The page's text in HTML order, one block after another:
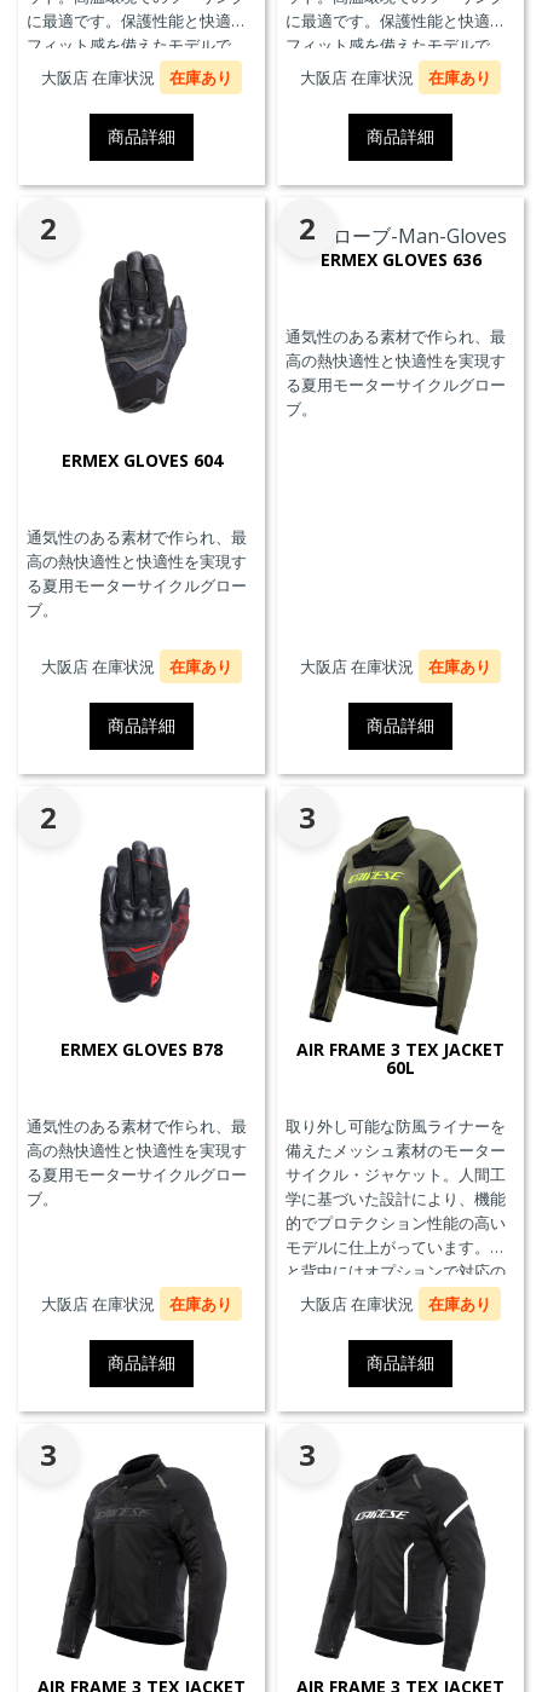
に最適です。保護性能と快適な
フィット感を備えたモデルで
す。
大阪店 在庫状況 在庫あり
商品詳細
に最適です。保護性能と快適な
フィット感を備えたモデルで
す。
大阪店 在庫状況 在庫あり
商品詳細
2
ERMEX GLOVES 604
通気性のある素材で作られ、最
高の熱快適性と快適性を実現す
る夏用モーターサイクルグロー
ブ。
大阪店 在庫状況 在庫あり
商品詳細
2
ERMEX GLOVES 636
通気性のある素材で作られ、最
高の熱快適性と快適性を実現す
る夏用モーターサイクルグロー
ブ。
大阪店 在庫状況 在庫あり
商品詳細
2
ERMEX GLOVES B78
通気性のある素材で作られ、最
高の熱快適性と快適性を実現す
る夏用モーターサイクルグロー
ブ。
大阪店 在庫状況 在庫あり
商品詳細
3
AIR FRAME 3 TEX JACKET
60L
取り外し可能な防風ライナーを
備えたメッシュ素材のモーター
サイクル・ジャケット。人間工
学に基づいた設計により、機能
的でプロテクション性能の高い
モデルに仕上がっています。胸
と背中にはオプションで対応の
プロテクターを装着することが
できます。また、防水の内ポケ
ット、EN17092クラスA認証、パ
ンツと接続可能なファスナーを
備えています。
大阪店 在庫状況 在庫あり
商品詳細
3
AIR FRAME 3 TEX JACKET
3
AIR FRAME 3 TEX JACKET